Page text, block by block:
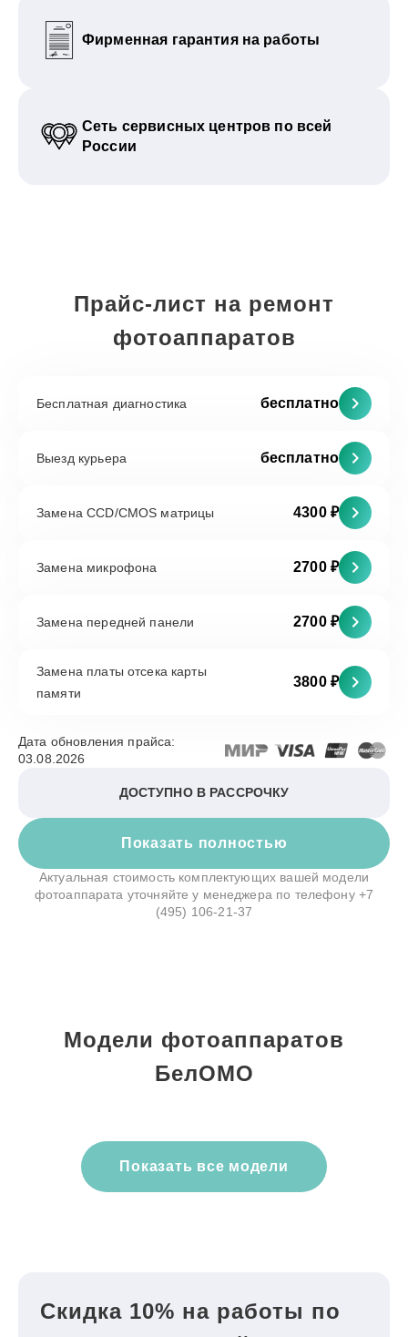
Фирменная гарантия на работы
Сеть сервисных центров по всей
России
Прайс-лист на ремонт
фотоаппаратов
Бесплатная диагностика бесплатно
Выезд курьера бесплатно
Замена CCD/CMOS матрицы 4300 ₽
Замена микрофона 2700 ₽
Замена передней панели 2700 ₽
Замена платы отсека карты
памяти
3800 ₽
Показать полностью
Дата обновления прайса:
03.08.2026
ДОСТУПНО В РАССРОЧКУ
Актуальная стоимость комплектующих вашей модели
фотоаппарата уточняйте у менеджера по телефону +7
(495) 106-21-37
Модели фотоаппаратов
БелОМО
Показать все модели
Скидка 10% на работы по